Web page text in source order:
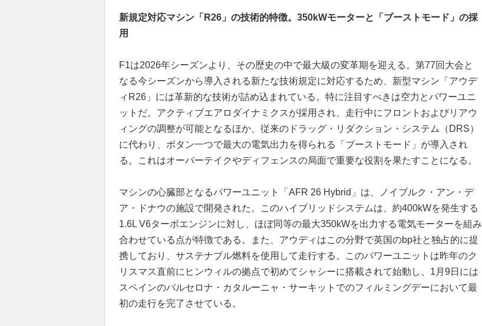
新規定対応マシン「R26」の技術的特徴。350kWモーターと「ブーストモード」の採
用
F1は2026年シーズンより、その歴史の中で最大級の変革期を迎える。第77回大会と
なる今シーズンから導入される新たな技術規定に対応するため、新型マシン「アウデ
ィR26」には革新的な技術が詰め込まれている。特に注目すべきは空力とパワーユニ
ットだ。アクティブエアロダイナミクスが採用され、走行中にフロントおよびリアウ
ィングの調整が可能となるほか、従来のドラッグ・リダクション・システム（DRS）
に代わり、ボタン一つで最大の電気出力を得られる「ブーストモード」が導入され
る。これはオーバーテイクやディフェンスの局面で重要な役割を果たすことになる。
マシンの心臓部となるパワーユニット「AFR 26 Hybrid」は、ノイブルク・アン・デ
ア・ドナウの施設で開発された。このハイブリッドシステムは、約400kWを発生する
1.6L V6ターボエンジンに対し、ほぼ同等の最大350kWを出力する電気モーターを組み
合わせている点が特徴である。また、アウディはこの分野で英国のbp社と独占的に提
携しており、サステナブル燃料を使用して走行する。このパワーユニットは昨年のク
リスマス直前にヒンウィルの拠点で初めてシャシーに搭載されて始動し、1月9日には
スペインのバルセロナ・カタルーニャ・サーキットでのフィルミングデーにおいて最
初の走行を完了させている。